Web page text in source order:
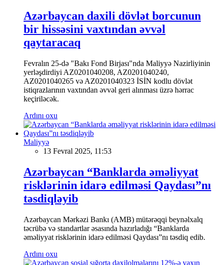
Azərbaycan daxili dövlət borcunun
bir hissəsini vaxtından əvvəl
qaytaracaq
Fevralın 25-də "Bakı Fond Birjası"nda Maliyyə Nazirliyinin
yerləşdirdiyi AZ0201040208, AZ0201040240,
AZ0201040265 və AZ0201040323 İSİN kodlu dövlət
istiqrazlarının vaxtından əvvəl geri alınması üzrə hərrac
keçiriləcək.
Ardını oxu
Maliyyə
13 Fevral 2025, 11:53
Azərbaycan “Banklarda əməliyyat
risklərinin idarə edilməsi Qaydası”nı
təsdiqləyib
Azərbaycan Mərkəzi Bankı (AMB) mütərəqqi beynəlxalq
təcrübə və standartlar əsasında hazırladığı “Banklarda
əməliyyat risklərinin idarə edilməsi Qaydası”nı təsdiq edib.
Ardını oxu